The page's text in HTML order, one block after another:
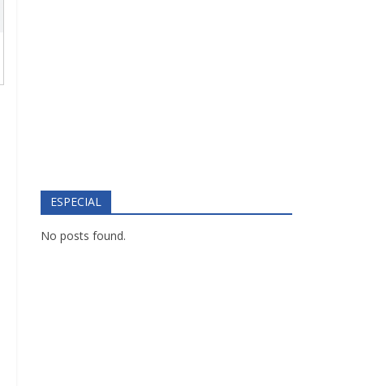
ESPECIAL
No posts found.